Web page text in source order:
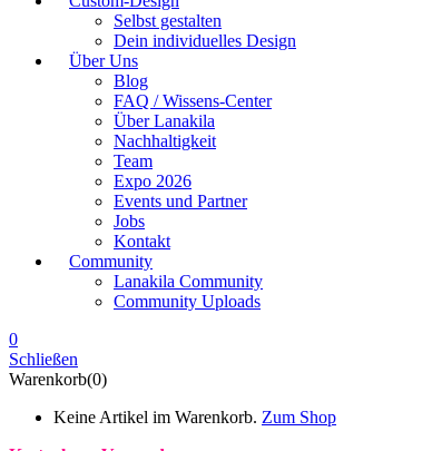
Selbst gestalten
Dein individuelles Design
Über Uns
Blog
FAQ / Wissens-Center
Über Lanakila
Nachhaltigkeit
Team
Expo 2026
Events und Partner
Jobs
Kontakt
Community
Lanakila Community
Community Uploads
0
Schließen
Warenkorb(0)
Keine Artikel im Warenkorb. Zum Shop